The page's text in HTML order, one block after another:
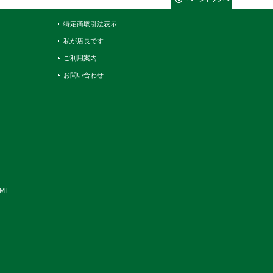
特定商取引法表示
私が店長です
ご利用案内
お問い合わせ